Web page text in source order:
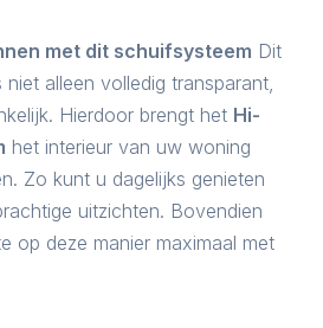
met dit schuifsysteem Dit
alleen volledig transparant,
Hierdoor brengt het Hi-
het interieur van uw woning
Zo kunt u dagelijks genieten
uitzichten. Bovendien
op deze manier maximaal met